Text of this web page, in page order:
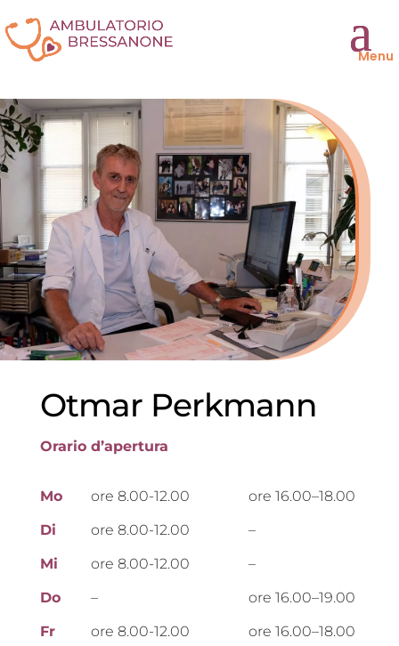
Otmar Perkmann
Orario d’apertura
Mo ore 8.00-12.00
ore 16.00–18.00
Di
ore 8.00-12.00
–
Mi
ore 8.00-12.00
–
Do
–
ore 16.00–19.00
Fr
ore 8.00-12.00
ore 16.00–18.00